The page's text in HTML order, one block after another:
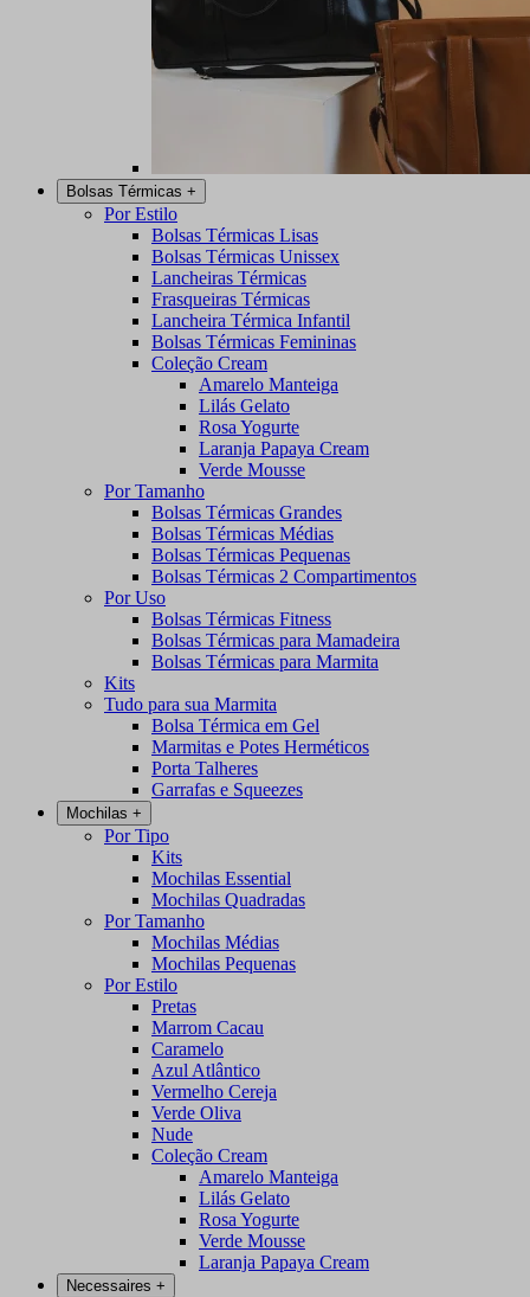
Bolsas Térmicas +
Por Estilo
Bolsas Térmicas Lisas
Bolsas Térmicas Unissex
Lancheiras Térmicas
Frasqueiras Térmicas
Lancheira Térmica Infantil
Bolsas Térmicas Femininas
Coleção Cream
Amarelo Manteiga
Lilás Gelato
Rosa Yogurte
Laranja Papaya Cream
Verde Mousse
Por Tamanho
Bolsas Térmicas Grandes
Bolsas Térmicas Médias
Bolsas Térmicas Pequenas
Bolsas Térmicas 2 Compartimentos
Por Uso
Bolsas Térmicas Fitness
Bolsas Térmicas para Mamadeira
Bolsas Térmicas para Marmita
Kits
Tudo para sua Marmita
Bolsa Térmica em Gel
Marmitas e Potes Herméticos
Porta Talheres
Garrafas e Squeezes
Mochilas +
Por Tipo
Kits
Mochilas Essential
Mochilas Quadradas
Por Tamanho
Mochilas Médias
Mochilas Pequenas
Por Estilo
Pretas
Marrom Cacau
Caramelo
Azul Atlântico
Vermelho Cereja
Verde Oliva
Nude
Coleção Cream
Amarelo Manteiga
Lilás Gelato
Rosa Yogurte
Verde Mousse
Laranja Papaya Cream
Necessaires +